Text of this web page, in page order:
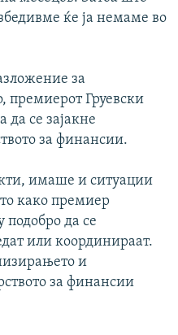
ќе ја немаме во
за
премиерот Груевски
да се зајакне
за финансии.
имаше и ситуации
како премиер
да се
или координираат.
и
за финансии